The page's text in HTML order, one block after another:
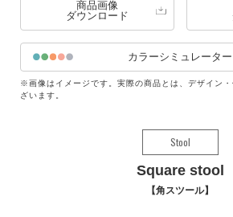
商品画像
ダウンロード
カラーシミュレーター
※画像はイメージです。実際の商品とは、デザイン
ざいます。
Stool
Square stool
角スツール